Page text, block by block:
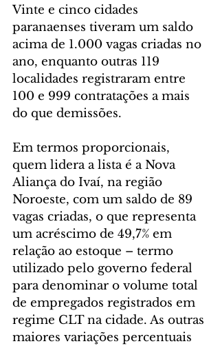
Vinte e cinco cidades
paranaenses tiveram um saldo
acima de 1.000 vagas criadas no
ano, enquanto outras 119
localidades registraram entre
100 e 999 contratações a mais
do que demissões.
Em termos proporcionais,
quem lidera a lista é a Nova
Aliança do Ivaí, na região
Noroeste, com um saldo de 89
vagas criadas, o que representa
um acréscimo de 49,7% em
relação ao estoque – termo
utilizado pelo governo federal
para denominar o volume total
de empregados registrados em
regime CLT na cidade. As outras
maiores variações percentuais